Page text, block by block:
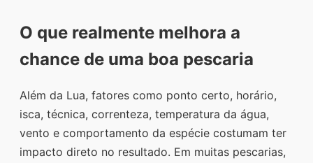
O que realmente melhora a
chance de uma boa pescaria
Além da Lua, fatores como ponto certo, horário,
isca, técnica, correnteza, temperatura da água,
vento e comportamento da espécie costumam ter
impacto direto no resultado. Em muitas pescarias,